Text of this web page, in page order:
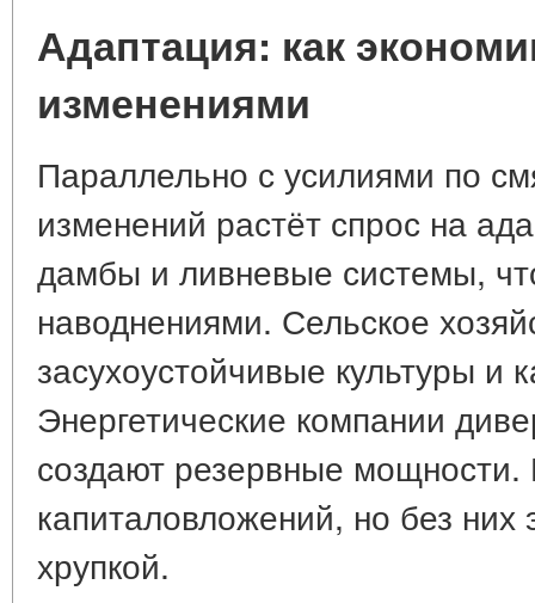
Адаптация: как
изменениями
Параллельно с усилиями по
изменений растёт спрос на
дамбы и ливневые системы,
наводнениями. Сельское
засухоустойчивые культуры и
Энергетические компании
создают резервные мощности.
капиталовложений, но без них
хрупкой.